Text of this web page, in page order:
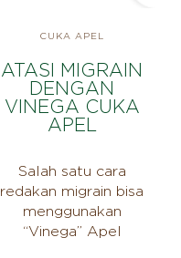
CUKA APEL
ATASI MIGRAIN
DENGAN
VINEGA CUKA
APEL
Salah satu cara
redakan migrain bisa
menggunakan
“Vinega” Apel